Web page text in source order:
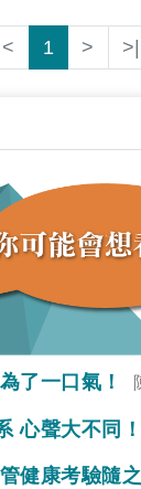
< 1 > >|
了一口氣！
質
心聲大不同！
」事就變少！
健康考驗隨